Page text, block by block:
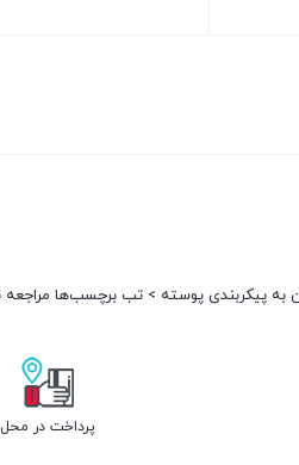
پرداخت در محل